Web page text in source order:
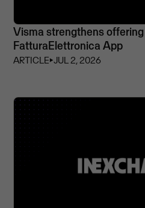
Visma strengthens
FatturaElettronica App
ARTICLE⏵JUL 2, 2026